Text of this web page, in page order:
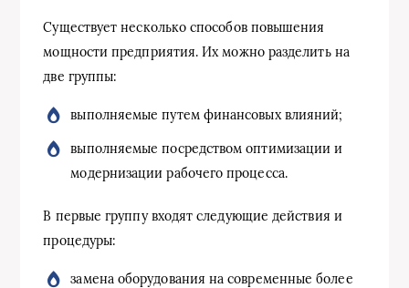
Существует несколько способов повышения
мощности предприятия. Их можно разделить на
две группы:
выполняемые путем финансовых влияний;
выполняемые посредством оптимизации и
модернизации рабочего процесса.
В первые группу входят следующие действия и
процедуры:
замена оборудования на современные более